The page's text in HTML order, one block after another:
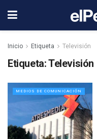
Inicio Etiqueta Televisión
Etiqueta:Televisión
MEDIOS DE COMUNICACIÓN